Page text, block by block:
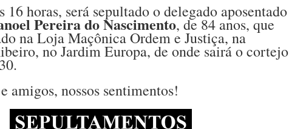
16 horas, será sepultado o delegado aposentado
Pereira do Nascimento, de 84 anos, que
na Loja Maçônica Ordem e Justiça, na
no Jardim Europa, de onde sairá o cortejo
amigos, nossos sentimentos!